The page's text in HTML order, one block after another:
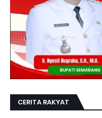
CERITA RAKYAT